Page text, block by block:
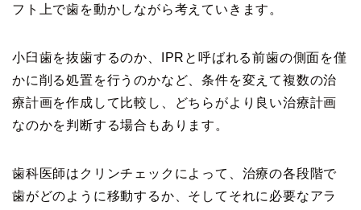
フト上で歯を動かしながら考えていきます。
小臼歯を抜歯するのか、IPRと呼ばれる前歯の側面を僅
かに削る処置を行うのかなど、条件を変えて複数の治
療計画を作成して比較し、どちらがより良い治療計画
なのかを判断する場合もあります。
歯科医師はクリンチェックによって、治療の各段階で
歯がどのように移動するか、そしてそれに必要なアラ